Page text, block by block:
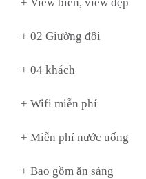
+ 02 Giường đôi
+ 04 khách
+ Wifi miễn phí
+ Miễn phí nước uống
+ Bao gồm ăn sáng